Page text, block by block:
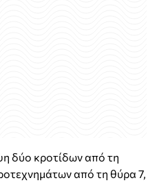
δύο κροτίδων από τη
από τη θύρα 7,